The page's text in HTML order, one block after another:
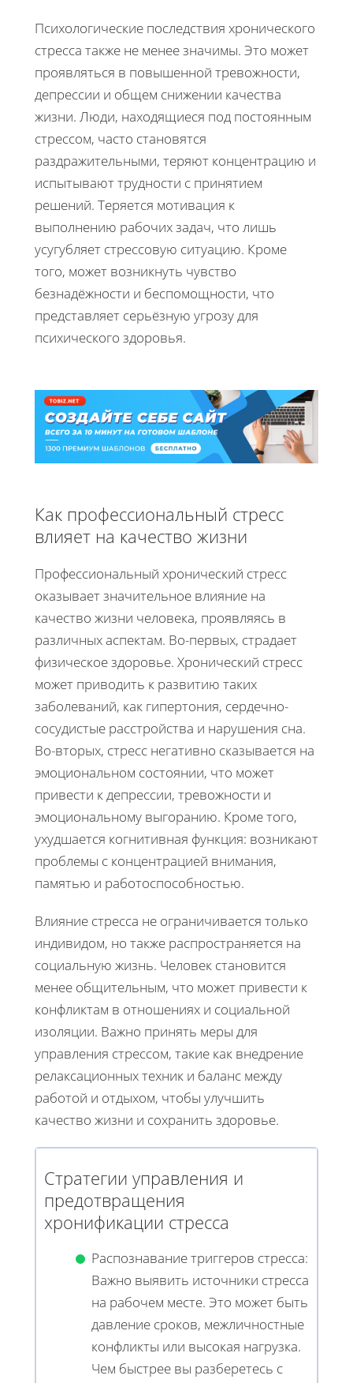
Психологические последствия хронического
стресса также не менее значимы. Это может
проявляться в повышенной тревожности,
депрессии и общем снижении качества
жизни. Люди, находящиеся под постоянным
стрессом, часто становятся
раздражительными, теряют концентрацию и
испытывают трудности с принятием
решений. Теряется мотивация к
выполнению рабочих задач, что лишь
усугубляет стрессовую ситуацию. Кроме
того, может возникнуть чувство
безнадёжности и беспомощности, что
представляет серьёзную угрозу для
психического здоровья.
Как профессиональный стресс
влияет на качество жизни
Профессиональный хронический стресс
оказывает значительное влияние на
качество жизни человека, проявляясь в
различных аспектам. Во-первых, страдает
физическое здоровье. Хронический стресс
может приводить к развитию таких
заболеваний, как гипертония, сердечно-
сосудистые расстройства и нарушения сна.
Во-вторых, стресс негативно сказывается на
эмоциональном состоянии, что может
привести к депрессии, тревожности и
эмоциональному выгоранию. Кроме того,
ухудшается когнитивная функция: возникают
проблемы с концентрацией внимания,
памятью и работоспособностью.
Влияние стресса не ограничивается только
индивидом, но также распространяется на
социальную жизнь. Человек становится
менее общительным, что может привести к
конфликтам в отношениях и социальной
изоляции. Важно принять меры для
управления стрессом, такие как внедрение
релаксационных техник и баланс между
работой и отдыхом, чтобы улучшить
качество жизни и сохранить здоровье.
Стратегии управления и
предотвращения
хронификации стресса
Распознавание триггеров стресса:
Важно выявить источники стресса
на рабочем месте. Это может быть
давление сроков, межличностные
конфликты или высокая нагрузка.
Чем быстрее вы разберетесь с